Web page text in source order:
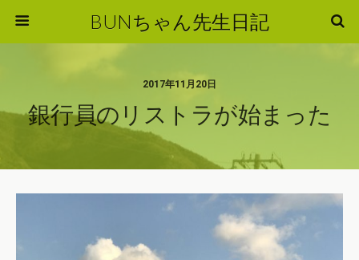
BUNちゃん先生日記
2017年11月20日
銀行員のリストラが始まった